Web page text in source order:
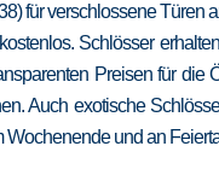
für verschlossene
Schlösser
Preisen für
Auch exotische
Wochenende und an